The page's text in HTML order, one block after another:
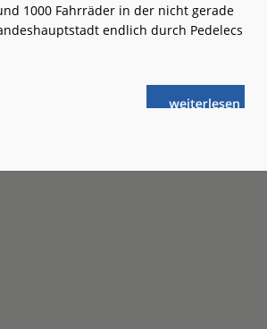
1000 Fahrräder in der nicht gerade
endlich durch Pedelecs
weiterlese
nMainz: